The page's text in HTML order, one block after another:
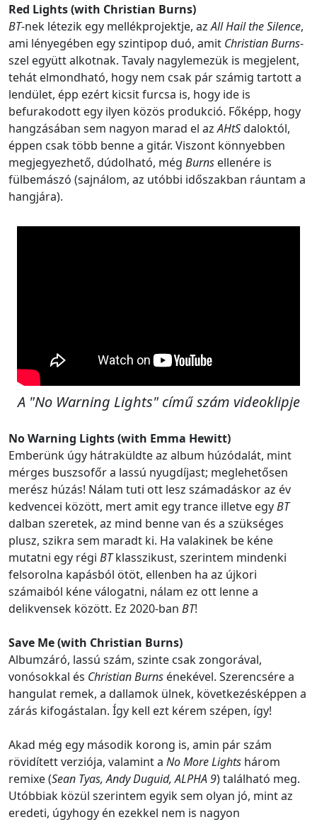
Red Lights (with Christian Burns)
BT-nek létezik egy mellékprojektje, azAll Hail the Silence,
ami lényegében egy szintipop duó, amit Christian Burns-
szel együtt alkotnak. Tavaly nagylemezük is megjelent,
tehát elmondható, hogy nem csak pár számig tartott a
lendület, épp ezért kicsit furcsa is, hogy ide is
befurakodott egy ilyen közös produkció. Főképp, hogy
hangzásában sem nagyon marad el azAHtSdaloktól,
éppen csak több benne a gitár. Viszont könnyebben
megjegyezhető, dúdolható, még Burns ellenére is
fülbemászó (sajnálom, az utóbbi időszakban ráuntam a
hangjára).
A "No Warning Lights" című szám videoklipje
No Warning Lights (with Emma Hewitt)
Emberünk úgy hátraküldte az album húzódalát, mint
mérges buszsofőr a lassú nyugdíjast; meglehetősen
merész húzás! Nálam tuti ott lesz számadáskor az év
kedvencei között, mert amit egy trance illetve egyBT
dalban szeretek, az mind benne van és a szükséges
plusz, szikra sem maradt ki. Ha valakinek be kéne
mutatni egy régi BTklasszikust, szerintem mindenki
felsorolna kapásból ötöt, ellenben ha az újkori
számaiból kéne válogatni, nálam ez ott lenne a
delikvensek között. Ez 2020-ban BT!
Save Me (with Christian Burns)
Albumzáró, lassú szám, szinte csak zongorával,
vonósokkal és Christian Burns énekével. Szerencsére a
hangulat remek, a dallamok ülnek, következésképpen a
zárás kifogástalan. Így kell ezt kérem szépen, így!
Akad még egy második korong is, amin pár szám
rövidített verziója, valamint a No More Lights három
remixe (Sean Tyas, Andy Duguid, ALPHA 9) található meg.
Utóbbiak közül szerintem egyik sem olyan jó, mint az
eredeti, úgyhogy én ezekkel nem is nagyon